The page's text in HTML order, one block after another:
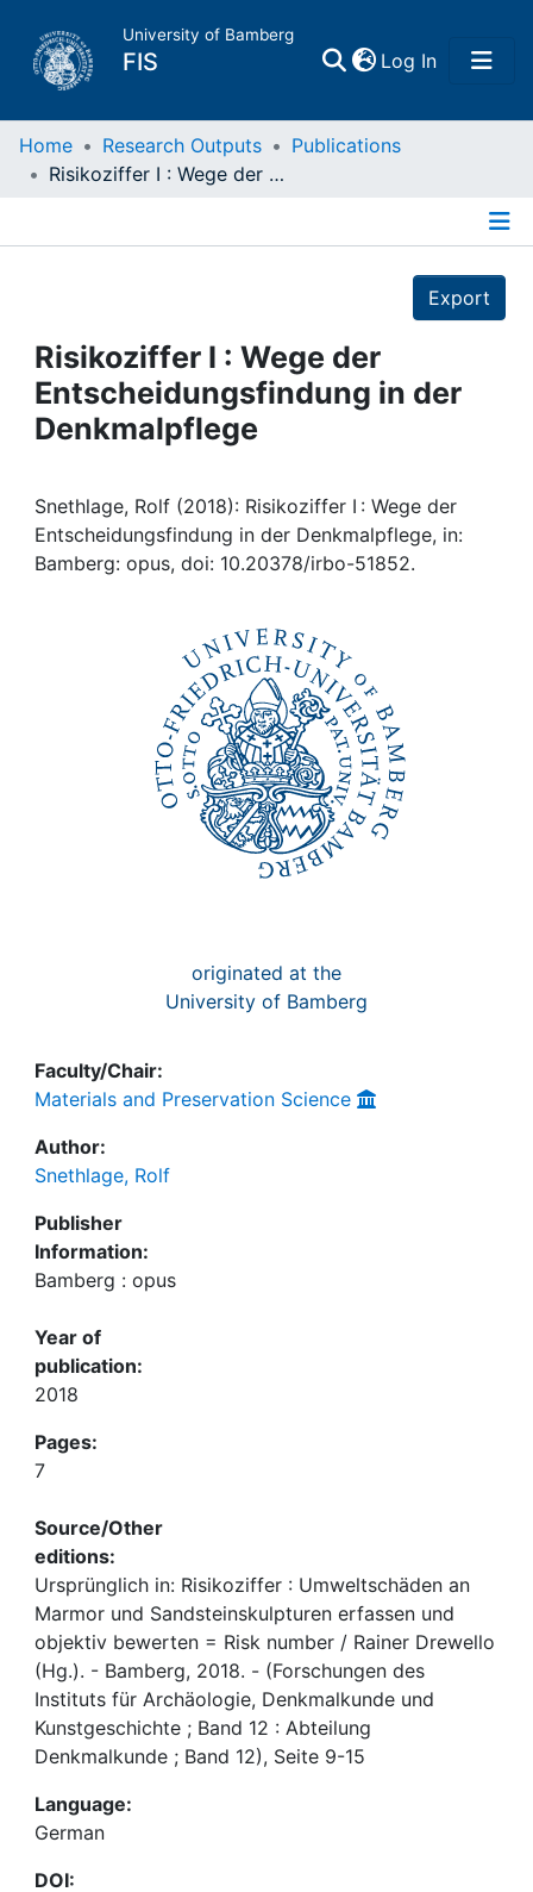
University of Bamberg
FIS Log In(current)
Home
Projects
People
Awards
Home Research Outputs
Publications
Risikoziffer I : Wege der Entscheidungsfindung in der Denkmalpflege
Export
Risikoziffer I : Wege der
Entscheidungsfindung in der
Denkmalpflege
Snethlage, Rolf (2018): Risikoziffer I : Wege der
Entscheidungsfindung in der Denkmalpflege, in:
Bamberg: opus, doi: 10.20378/irbo-51852.
originated at the
University of Bamberg
Faculty/Chair:
Materials and Preservation Science
Author:
Snethlage, Rolf
Publisher
Information:
Bamberg : opus
Year of
publication:
2018
Pages:
7
Source/Other
editions:
Ursprünglich in: Risikoziffer : Umweltschäden an
Marmor und Sandsteinskulpturen erfassen und
objektiv bewerten = Risk number / Rainer Drewello
(Hg.). - Bamberg, 2018. - (Forschungen des
Instituts für Archäologie, Denkmalkunde und
Kunstgeschichte ; Band 12 : Abteilung
Denkmalkunde ; Band 12), Seite 9-15
Language:
German
DOI: